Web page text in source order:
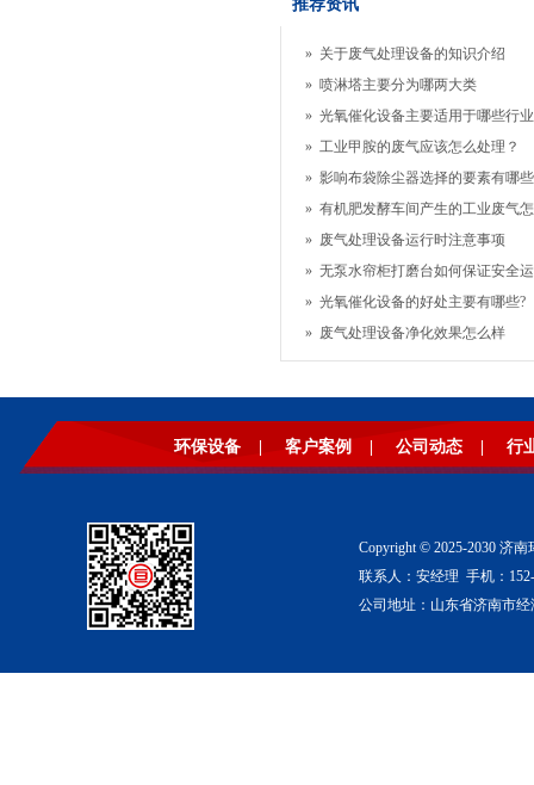
推荐资讯
» 关于废气处理设备的知识介绍
» 喷淋塔主要分为哪两大类
» 光氧催化设备主要适用于哪些行
» 工业甲胺的废气应该怎么处理？
» 影响布袋除尘器选择的要素有哪
» 有机肥发酵车间产生的工业废气
» 废气处理设备运行时注意事项
» 无泵水帘柜打磨台如何保证安全
» 光氧催化设备的好处主要有哪些?
» 废气处理设备净化效果怎么样
环保设备 客户案例 公司动态 行
Copyright © 2025-2030 济
联系人：安经理 手机：
公司地址：山东省济南市